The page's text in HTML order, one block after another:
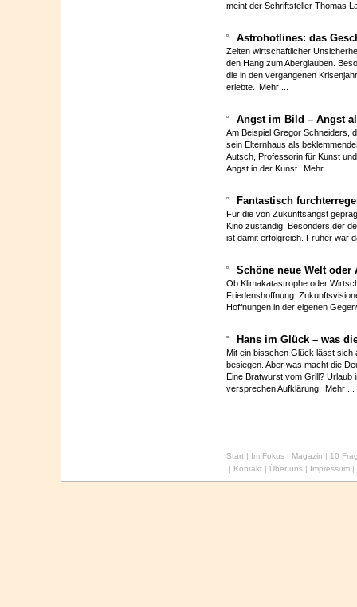
meint der Schriftsteller Thomas
Astrohotlines: das
Zeiten wirtschaftlicher
den Hang zum Aberglauben.
die in den vergangenen
erlebte.
Mehr ...
Angst im Bild – Angst
Am Beispiel Gregor Schneiders,
sein Elternhaus als
Autsch, Professorin für Kunst
Angst in der Kunst.
Mehr ...
Fantastisch
Für die von Zukunftsangst
Kino zuständig. Besonders der
ist damit erfolgreich. Früher war
Schöne neue Welt oder
Ob Klimakatastrophe oder
Friedenshoffnung:
Hoffnungen in der eigenen
Hans im Glück – was
Mit ein bisschen Glück lässt sich
besiegen. Aber was macht die
Eine Bratwurst vom Grill? Urlaub
versprechen Aufklärung.
Mehr ...
Start | Im Fokus | Magazin | 10
| Kontakt | Über uns | Impressum |